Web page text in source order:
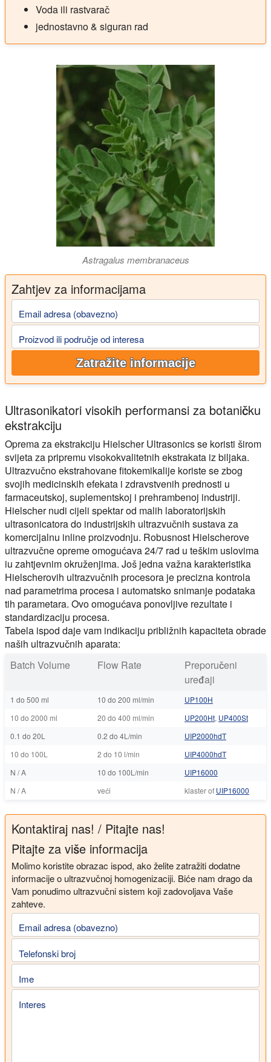
Voda ili rastvarač
jednostavno & siguran rad
Astragalus membranaceus
Zahtjev za informacijama
Email adresa (obavezno)
Proizvod ili područje od interesa
Zatražite informacije
Ultrasonikatori visokih performansi za botaničku
ekstrakciju
Oprema za ekstrakciju Hielscher Ultrasonics se koristi širom
svijeta za pripremu visokokvalitetnih ekstrakata iz biljaka.
Ultrazvučno ekstrahovane fitokemikalije koriste se zbog
svojih medicinskih efekata i zdravstvenih prednosti u
farmaceutskoj, suplementskoj i prehrambenoj industriji.
Hielscher nudi cijeli spektar od malih laboratorijskih
ultrasonicatora do industrijskih ultrazvučnih sustava za
komercijalnu inline proizvodnju. Robusnost Hielscherove
ultrazvučne opreme omogućava 24/7 rad u teškim uslovima
iu zahtjevnim okruženjima. Još jedna važna karakteristika
Hielscherovih ultrazvučnih procesora je precizna kontrola
nad parametrima procesa i automatsko snimanje podataka
tih parametara. Ovo omogućava ponovljive rezultate i
standardizaciju procesa.
Tabela ispod daje vam indikaciju približnih kapaciteta obrade
naših ultrazvučnih aparata:
Batch Volume
Flow Rate
Preporučeni
uređaji
1 do 500 ml 10 do 200 ml/min
UP100H
10 do 2000 ml
20 do 400 ml/min UP200Ht, UP400St
0.1 do 20L
0.2 do 4L/min
UIP2000hdT
10 do 100L
2 do 10 l/min
UIP4000hdT
N / A
10 do 100L/min
UIP16000
N / A
veći klaster of UIP16000
Kontaktiraj nas! / Pitajte nas!
Pitajte za više informacija
Molimo koristite obrazac ispod, ako želite zatražiti dodatne
informacije o ultrazvučnoj homogenizaciji. Biće nam drago da
Vam ponudimo ultrazvučni sistem koji zadovoljava Vaše
zahteve.
Email adresa (obavezno)
Telefonski broj
Ime
Interes